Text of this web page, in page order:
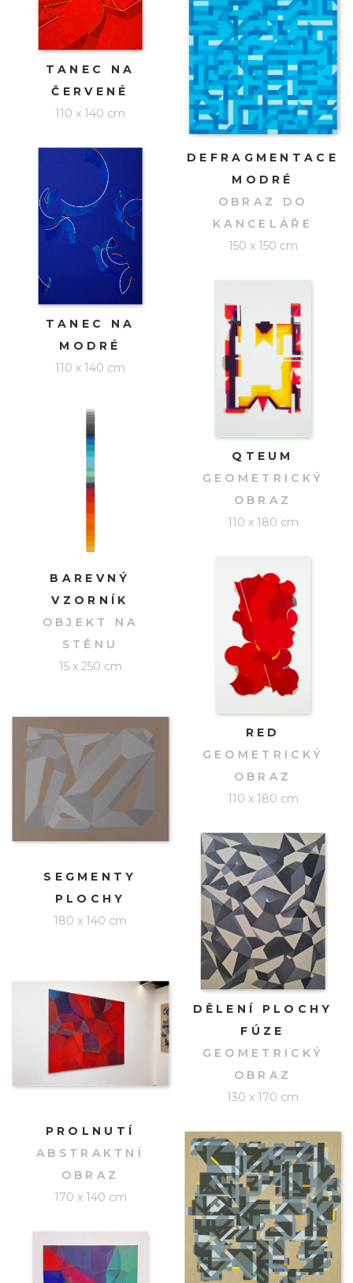
TANEC NA
ČERVENÉ
110 x 140 cm
TANEC NA
MODRÉ
110 x 140 cm
BAREVNÝ
VZORNÍK
OBJEKT NA
STĚNU
15 x 250 cm
SEGMENTY
PLOCHY
180 x 140 cm
PROLNUTÍ
ABSTRAKTNÍ
OBRAZ
170 x 140 cm
DEFRAGMENTACE
MODRÉ
OBRAZ DO
KANCELÁŘE
150 x 150 cm
QTEUM
GEOMETRICKÝ
OBRAZ
110 x 180 cm
RED
GEOMETRICKÝ
OBRAZ
110 x 180 cm
DĚLENÍ PLOCHY
FÚZE
GEOMETRICKÝ
OBRAZ
130 x 170 cm